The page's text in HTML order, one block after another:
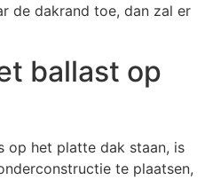
de dakrand toe, dan zal er
ballast op
op het platte dak staan, is
te plaatsen,